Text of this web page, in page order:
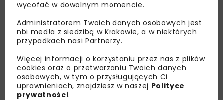
Zapoznałam/em się zPolityką Prywatnościi
Regulaminem oraz wyrażam zgodę na otrzymywanie na
podany przeze mnie adres e-mail korespondencji
ZAPISZ MNIE
wycofać w dowolnym momencie.
Administratorem Twoich danych osobowych jest
nbi med!a z siedzibą w Krakowie, a w niektórych
przypadkach nasi Partnerzy.
Więcej informacji o korzystaniu przez nas z plików
cookies oraz o przetwarzaniu Twoich danych
osobowych, w tym o przysługujących Ci
uprawnieniach, znajdziesz w naszej Polityce
prywatności.